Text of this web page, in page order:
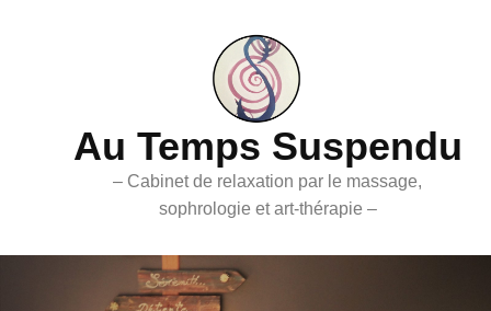
Au Temps Suspendu
– Cabinet de relaxation par le massage,
sophrologie et art-thérapie –